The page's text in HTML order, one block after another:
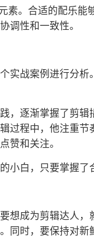
素。合适的配乐
调性和一致性。
实战案例进行分
，逐渐掌握了剪
过程中，他注重
赞和关注。
白，只要掌握了
想成为剪辑达人
同时，要保持对